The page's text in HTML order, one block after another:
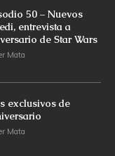
50 – Nuevos
entrevista a
de Star Wars
Mata
exclusivos de
Mata